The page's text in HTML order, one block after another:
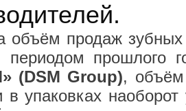
объём продаж
прошлого
(DSM Group), объём
упаковках